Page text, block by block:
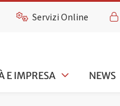
Servizi Online
E IMPRESA NEWS